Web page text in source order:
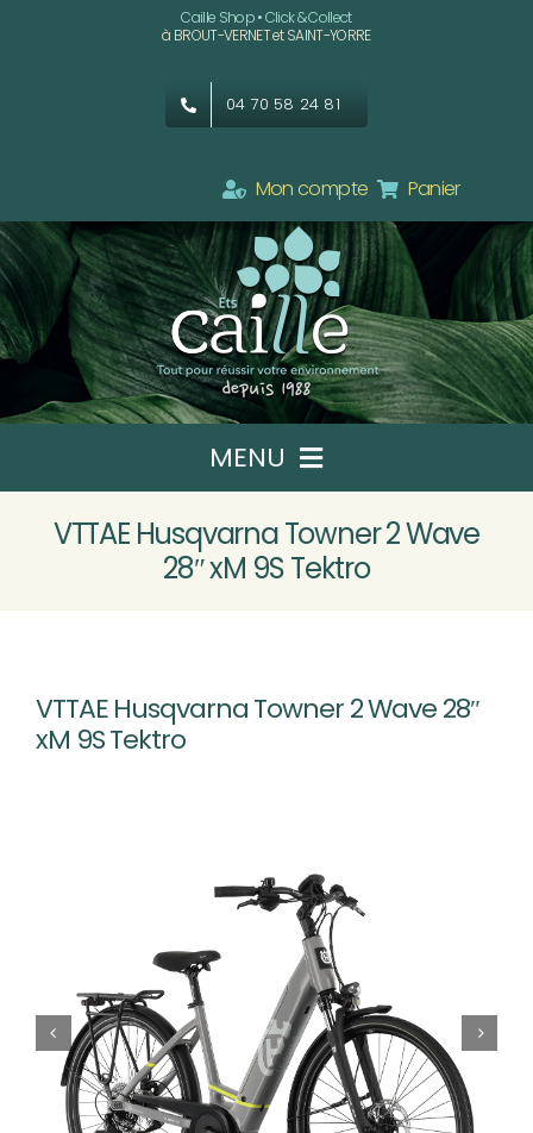
Caille Shop • Click & Collect
à BROUT-VERNET et SAINT-YORRE
04 70 58 24 81
Mon compte Panier
MENU
Ets CAILLE
VTTAE Husqvarna Towner 2 Wave
28″ xM 9S Tektro
VTTAE Husqvarna Towner 2 Wave 28″
xM 9S Tektro